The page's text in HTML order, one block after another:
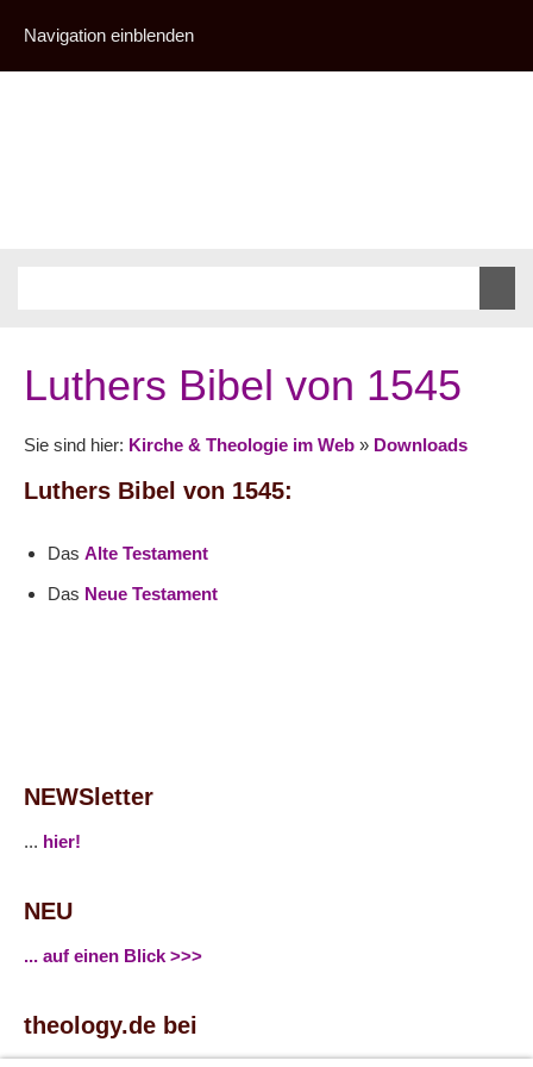
Navigation einblenden
Luthers Bibel von 1545
Sie sind hier: Kirche & Theologie im Web » Downloads
Luthers Bibel von 1545:
Das Alte Testament
Das Neue Testament
NEWSletter
... hier!
NEU
... auf einen Blick >>>
theology.de bei